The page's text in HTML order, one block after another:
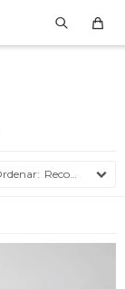
Recomendados